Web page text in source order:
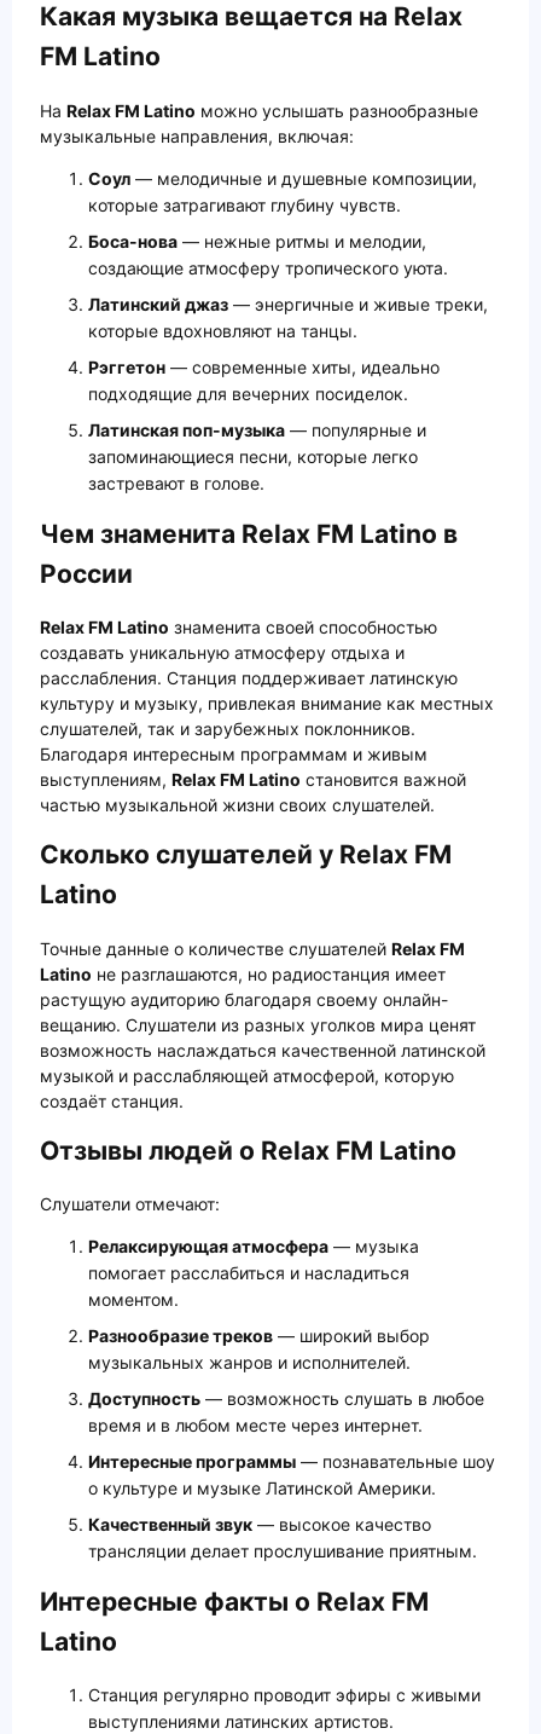
Какая музыка вещается на Relax
FM Latino
На Relax FM Latino можно услышать разнообразные
музыкальные направления, включая:
Соул — мелодичные и душевные композиции,
которые затрагивают глубину чувств.
Боса-нова — нежные ритмы и мелодии,
создающие атмосферу тропического уюта.
Латинский джаз — энергичные и живые треки,
которые вдохновляют на танцы.
Рэггетон — современные хиты, идеально
подходящие для вечерних посиделок.
Латинская поп-музыка — популярные и
запоминающиеся песни, которые легко
застревают в голове.
Чем знаменита Relax FM Latino в
России
Relax FM Latino знаменита своей способностью
создавать уникальную атмосферу отдыха и
расслабления. Станция поддерживает латинскую
культуру и музыку, привлекая внимание как местных
слушателей, так и зарубежных поклонников.
Благодаря интересным программам и живым
выступлениям, Relax FM Latino становится важной
частью музыкальной жизни своих слушателей.
Сколько слушателей у Relax FM
Latino
Точные данные о количестве слушателей Relax FM
Latino не разглашаются, но радиостанция имеет
растущую аудиторию благодаря своему онлайн-
вещанию. Слушатели из разных уголков мира ценят
возможность наслаждаться качественной латинской
музыкой и расслабляющей атмосферой, которую
создаёт станция.
Отзывы людей о Relax FM Latino
Слушатели отмечают:
Релаксирующая атмосфера — музыка
помогает расслабиться и насладиться
моментом.
Разнообразие треков — широкий выбор
музыкальных жанров и исполнителей.
Доступность — возможность слушать в любое
время и в любом месте через интернет.
Интересные программы — познавательные шоу
о культуре и музыке Латинской Америки.
Качественный звук — высокое качество
трансляции делает прослушивание приятным.
Интересные факты о Relax FM
Latino
Станция регулярно проводит эфиры с живыми
выступлениями латинских артистов.